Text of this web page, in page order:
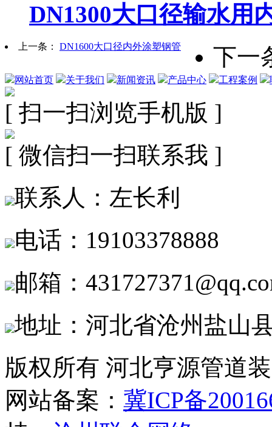
DN1300大口径输水用
上一条： DN1600大口径内外涂塑钢管 下一
网站首页 关于我们 新闻资讯 产品中心 工程案例
[ 扫一扫浏览手机版 ]
[ 微信扫一扫联系我 ]
联系人：左长利
电话：19103378888
邮箱：
地址：河北省沧州盐山
版权所有 河北亨源管道
网站备案： 冀ICP备